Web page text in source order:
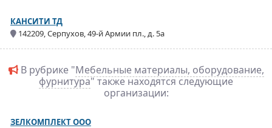
КАНСИТИ ТД
142209, Серпухов, 49-й Армии пл., д. 5а
В рубрике "Мебельные материалы, оборудование,
фурнитура" также находятся следующие
организации:
ЗЕЛКОМПЛЕКТ ООО